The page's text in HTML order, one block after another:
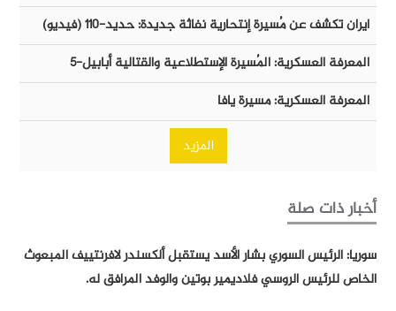
ايران تكشف عن مُسيرة إنتحارية نفاثة جديدة: حديد-١١٠ (فيديو)
المعرفة العسكرية: المُسيرة الإستطلاعية والقتالية أبابيل-٥
المعرفة العسكرية: مسيرة يافا
المزيد
أخبار ذات صلة
سوريا: الرئيس السوري بشار الأسد يستقبل ألكسندر لافرنتييف المبعوث
الخاص للرئيس الروسي فلاديمير بوتين والوفد المرافق له.